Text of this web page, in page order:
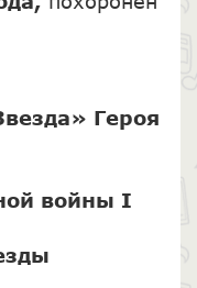
Героя
войны I